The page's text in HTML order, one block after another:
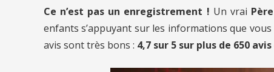
Ce n’est pas un enregistrement ! Un vrai
enfants s’appuyant sur les informations que
avis sont très bons : 4,7 sur 5 sur plus de 650 avis